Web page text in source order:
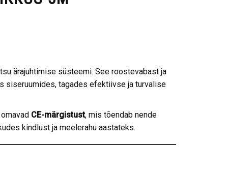
ärajuhtimise süsteemi. See roostevabast ja
siseruumides, tagades efektiivse ja turvalise
CE-märgistust, mis tõendab nende
kindlust ja meelerahu aastateks.